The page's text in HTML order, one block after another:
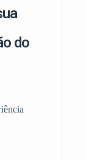
do